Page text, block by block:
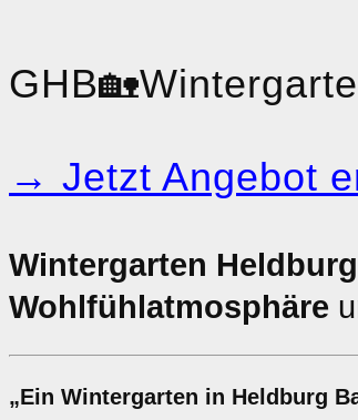
GHB🏡
→ Jetzt Angebot
Wintergarten
Wohlfühlatmosphäre
„Ein Wintergarten in Heldburg